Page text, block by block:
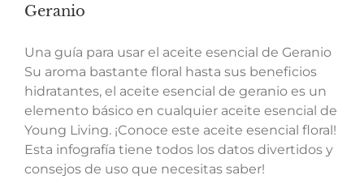
Geranio
Una guía para usar el aceite esencial de Geranio
Su aroma bastante floral hasta sus beneficios
hidratantes, el aceite esencial de geranio es un
elemento básico en cualquier aceite esencial de
Young Living. ¡Conoce este aceite esencial floral!
Esta infografía tiene todos los datos divertidos y
consejos de uso que necesitas saber!